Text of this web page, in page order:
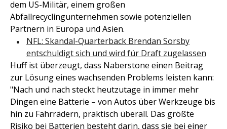
dem US-Militär, einem großen
Abfallrecyclingunternehmen sowie potenziellen
Partnern in Europa und Asien.
NFL: Skandal-Quarterback Brendan Sorsby
entschuldigt sich und wird für Draft zugelassen
Huff ist überzeugt, dass Naberstone einen Beitrag
zur Lösung eines wachsenden Problems leisten kann:
"Nach und nach steckt heutzutage in immer mehr
Dingen eine Batterie – von Autos über Werkzeuge bis
hin zu Fahrrädern, praktisch überall. Das größte
Risiko bei Batterien besteht darin, dass sie bei einer